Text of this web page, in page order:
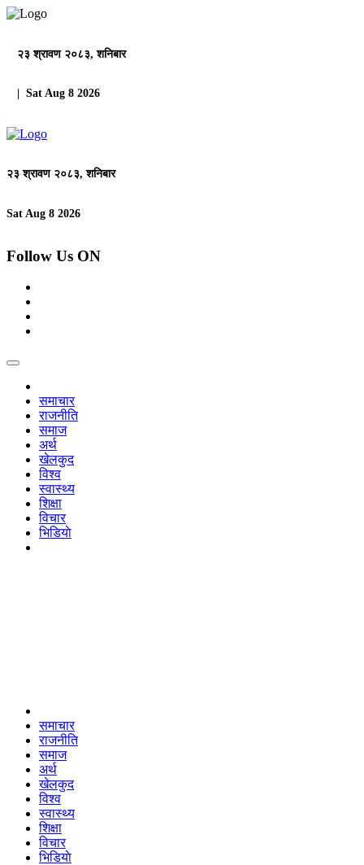
२३ श्रावण २०८३, शनिबार
| Sat Aug 8 2026
२३ श्रावण २०८३, शनिबार
Sat Aug 8 2026
Follow Us ON
समाचार
राजनीति
समाज
अर्थ
खेलकुद
विश्व
स्वास्थ्य
शिक्षा
विचार
भिडियाे
समाचार
राजनीति
समाज
अर्थ
खेलकुद
विश्व
स्वास्थ्य
शिक्षा
विचार
भिडियाे